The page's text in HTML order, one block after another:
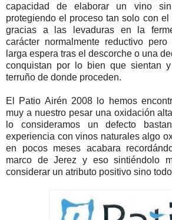
capacidad de elaborar un vino
protegiendo el proceso tan solo con
gracias a las levaduras en la
carácter normalmente reductivo
larga espera tras el descorche o una
conquistan por lo bien que sientan y
terruño de donde proceden.
El Patio Airén 2008 lo hemos
muy a nuestro pesar una oxidación
lo consideramos un defecto
experiencia con vinos naturales algo
en pocos meses acabara
marco de Jerez y eso sintiéndolo
considerar un atributo positivo sino